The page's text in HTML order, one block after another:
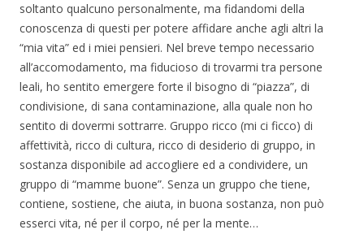
soltanto qualcuno personalmente, ma fidandomi della
conoscenza di questi per potere affidare anche agli altri la
“mia vita” ed i miei pensieri. Nel breve tempo necessario
all’accomodamento, ma fiducioso di trovarmi tra persone
leali, ho sentito emergere forte il bisogno di “piazza”, di
condivisione, di sana contaminazione, alla quale non ho
sentito di dovermi sottrarre. Gruppo ricco (mi ci ficco) di
affettività, ricco di cultura, ricco di desiderio di gruppo, in
sostanza disponibile ad accogliere ed a condividere, un
gruppo di “mamme buone”. Senza un gruppo che tiene,
contiene, sostiene, che aiuta, in buona sostanza, non può
esserci vita, né per il corpo, né per la mente…